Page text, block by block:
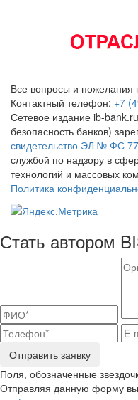
Все вопросы и пожелания
Контактный телефон: +7
Сетевое издание ib-
безопасность банков)
свидетельство ЭЛ № ФС
службой по надзору в
технологий и массовых
Политика
Стать автором
Отправить заявку
Поля, обозначенные
Отправляя данную форму